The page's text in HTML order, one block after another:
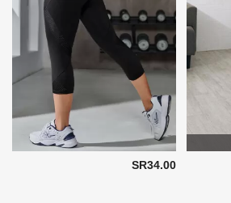
SR34.00